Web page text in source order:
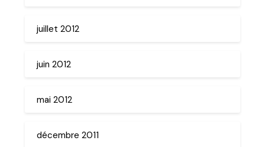
juillet 2012
juin 2012
mai 2012
décembre 2011